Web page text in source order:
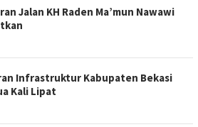
Jalan KH Raden Ma’mun Nawawi
Infrastruktur Kabupaten Bekasi
Kali Lipat